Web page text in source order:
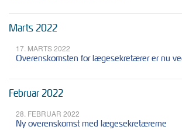
Marts 2022
17. MARTS 2022
Overenskomsten for lægesekretærer er nu
Februar 2022
28. FEBRUAR 2022
Ny overenskomst med lægesekretærerne